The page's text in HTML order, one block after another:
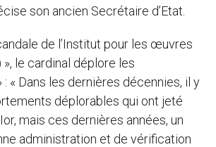
son ancien Secrétaire d’Etat.
de l’Institut pour les œuvres
», le cardinal déplore les
: « Dans les dernières décennies, il y
déplorables qui ont jeté
mais ces dernières années, un
administration et de vérification